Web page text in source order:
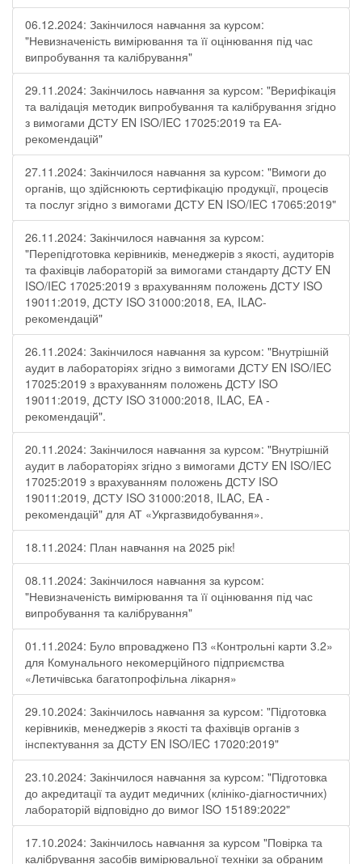
06.12.2024: Закінчилося навчання за курсом:
"Невизначеність вимірювання та її оцінювання під час
випробування та калібрування"
29.11.2024: Закінчилось навчання за курсом: "Верифікація
та валідація методик випробування та калібрування згідно
з вимогами ДСТУ EN ISO/IEC 17025:2019 та ЕА-
рекомендацій"
27.11.2024: Закінчилося навчання за курсом: "Вимоги до
органів, що здійснюють сертифікацію продукції, процесів
та послуг згідно з вимогами ДСТУ EN ISO/IEC 17065:2019"
26.11.2024: Закінчилося навчання за курсом:
"Перепідготовка керівників, менеджерів з якості, аудиторів
та фахівців лабораторій за вимогами стандарту ДСТУ EN
ISO/IEC 17025:2019 з врахуванням положень ДСТУ ISO
19011:2019, ДСТУ ISO 31000:2018, ЕА, ILAC-
рекомендацій"
26.11.2024: Закінчилося навчання за курсом: "Внутрішній
аудит в лабораторіях згідно з вимогами ДСТУ EN ISO/IEC
17025:2019 з врахуванням положень ДСТУ ISO
19011:2019, ДСТУ ISO 31000:2018, ILAC, EA -
рекомендацій".
20.11.2024: Закінчилося навчання за курсом: "Внутрішній
аудит в лабораторіях згідно з вимогами ДСТУ EN ISO/IEC
17025:2019 з врахуванням положень ДСТУ ISO
19011:2019, ДСТУ ISO 31000:2018, ILAC, EA -
рекомендацій" для АТ «Укргазвидобування».
18.11.2024: План навчання на 2025 рік!
08.11.2024: Закінчилося навчання за курсом:
"Невизначеність вимірювання та її оцінювання під час
випробування та калібрування"
01.11.2024: Було впроваджено ПЗ «Контрольні карти 3.2»
для Комунального некомерційного підприємства
«Летичівська багатопрофільна лікарня»
29.10.2024: Закінчилось навчання за курсом: "Підготовка
керівників, менеджерів з якості та фахівців органів з
інспектування за ДСТУ EN ISO/IEC 17020:2019"
23.10.2024: Закінчилося навчання за курсом: "Підготовка
до акредитації та аудит медичних (клініко-діагностичних)
лабораторій відповідно до вимог ISO 15189:2022"
17.10.2024: Закінчилось навчання за курсом "Повірка та
калібрування засобів вимірювальної техніки за обраним